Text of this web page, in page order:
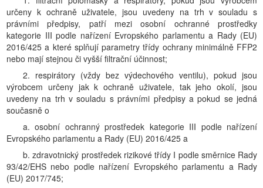
určeny k ochraně uživatele, jsou uvedeny na trh v souladu s
právními předpisy, patří mezi osobní ochranné prostředky
kategorie III podle nařízení Evropského parlamentu a Rady (EU)
2016/425 a které splňují parametry třídy ochrany minimálně FFP2
nebo mají stejnou či vyšší filtrační účinnost;
2. respirátory (vždy bez výdechového ventilu), pokud jsou
výrobcem určeny jak k ochraně uživatele, tak jeho okolí, jsou
uvedeny na trh v souladu s právními předpisy a pokud se jedná
současně o
a. osobní ochranný prostředek kategorie III podle nařízení
Evropského parlamentu a Rady (EU) 2016/425 a
b. zdravotnický prostředek rizikové třídy I podle směrnice Rady
93/42/EHS nebo podle nařízení Evropského parlamentu a Rady
(EU) 2017/745;